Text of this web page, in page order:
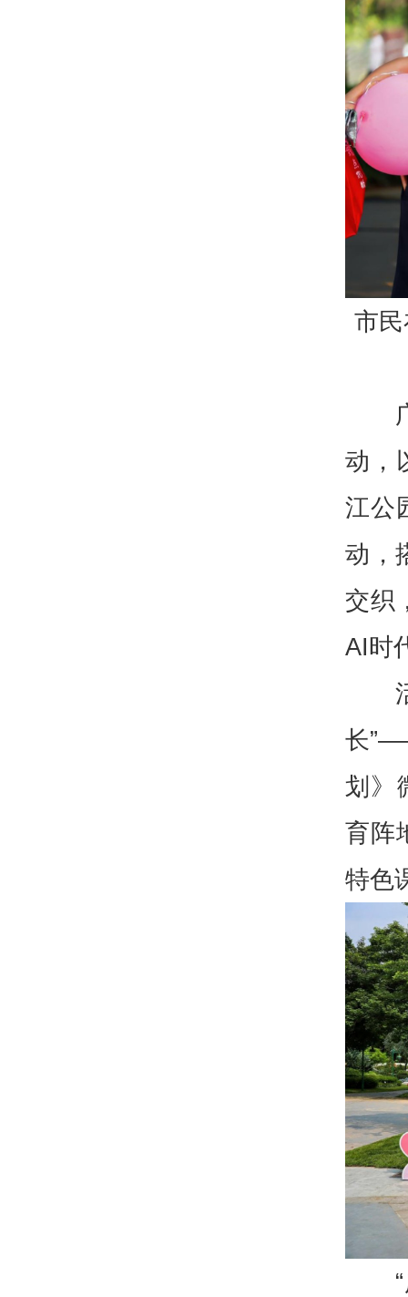
市
动，
江公
动，
交织
AI时
长
划》
育阵
特色